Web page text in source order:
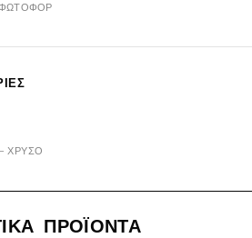
ΦΩΤΟΦΟΡ
ΧΡΥΣΟ
ΠΡΟΪΟΝΤΑ